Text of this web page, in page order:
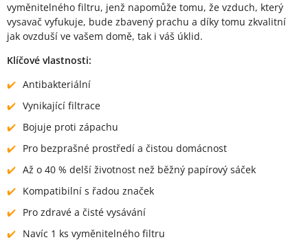
vyměnitelného filtru, jenž napomůže tomu, že vzduch, který
vysavač vyfukuje, bude zbavený prachu a díky tomu zkvalitní
jak ovzduší ve vašem domě, tak i váš úklid.
Klíčové vlastnosti:
Antibakteriální
Vynikající filtrace
Bojuje proti zápachu
Pro bezprašné prostředí a čistou domácnost
Až o 40 % delší životnost než běžný papírový sáček
Kompatibilní s řadou značek
Pro zdravé a čisté vysávání
Navíc 1 ks vyměnitelného filtru